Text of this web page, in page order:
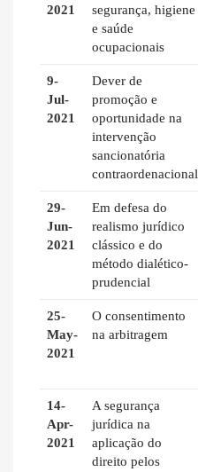
2021
segurança, higiene
e saúde
ocupacionais
9-
Jul-
2021
Dever de
promoção e
oportunidade na
intervenção
sancionatória
contraordenacional
29-
Jun-
2021
Em defesa do
realismo jurídico
clássico e do
método dialético-
prudencial
25-
May-
2021
O consentimento
na arbitragem
14-
Apr-
2021
A segurança
jurídica na
aplicação do
direito pelos